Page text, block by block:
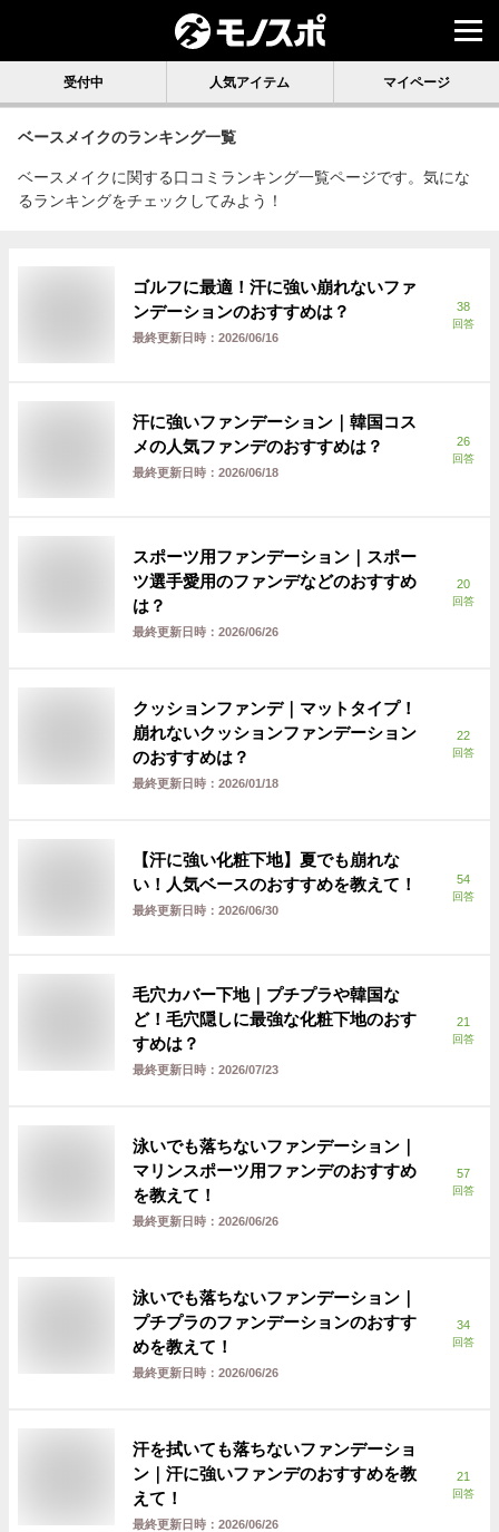
受付中 人気アイテム マイページ
ベースメイクのランキング一覧
ベースメイクに関する口コミランキング一覧ページです。気にな
るランキングをチェックしてみよう！
ゴルフに最適！汗に強い崩れないファ
ンデーションのおすすめは？
最終更新日時： 2026/06/16
38
回答
汗に強いファンデーション｜韓国コス
メの人気ファンデのおすすめは？
最終更新日時： 2026/06/18
26
回答
スポーツ用ファンデーション｜スポー
ツ選手愛用のファンデなどのおすすめ
は？
最終更新日時： 2026/06/26
20
回答
クッションファンデ｜マットタイプ！
崩れないクッションファンデーション
のおすすめは？
最終更新日時： 2026/01/18
22
回答
【汗に強い化粧下地】夏でも崩れな
い！人気ベースのおすすめを教えて！
最終更新日時： 2026/06/30
54
回答
毛穴カバー下地｜プチプラや韓国な
ど！毛穴隠しに最強な化粧下地のおす
すめは？
最終更新日時： 2026/07/23
21
回答
泳いでも落ちないファンデーション｜
マリンスポーツ用ファンデのおすすめ
を教えて！
最終更新日時： 2026/06/26
57
回答
泳いでも落ちないファンデーション｜
プチプラのファンデーションのおすす
めを教えて！
最終更新日時： 2026/06/26
34
回答
汗を拭いても落ちないファンデーショ
ン｜汗に強いファンデのおすすめを教
えて！
最終更新日時： 2026/06/26
21
回答